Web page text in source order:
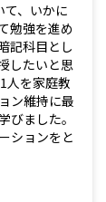
、いかに
勉強を進め
記科目とし
したいと思
人を家庭教
ン維持に最
びました。
ションをと